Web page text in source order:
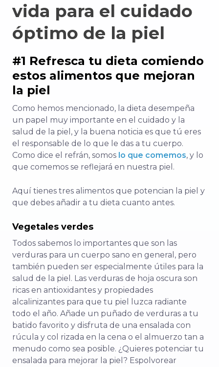
vida para el cuidado
óptimo de la piel
#1 Refresca tu dieta comiendo
estos alimentos que mejoran
la piel
Como hemos mencionado, la dieta desempeña
un papel muy importante en el cuidado y la
salud de la piel, y la buena noticia es que tú eres
el responsable de lo que le das a tu cuerpo.
Como dice el refrán, somos lo que comemos, y lo
que comemos se reflejará en nuestra piel.
Aquí tienes tres alimentos que potencian la piel y
que debes añadir a tu dieta cuanto antes.
Vegetales verdes
Todos sabemos lo importantes que son las
verduras para un cuerpo sano en general, pero
también pueden ser especialmente útiles para la
salud de la piel. Las verduras de hoja oscura son
ricas en antioxidantes y propiedades
alcalinizantes para que tu piel luzca radiante
todo el año. Añade un puñado de verduras a tu
batido favorito y disfruta de una ensalada con
rúcula y col rizada en la cena o el almuerzo tan a
menudo como sea posible. ¿Quieres potenciar tu
ensalada para mejorar la piel? Espolvorear